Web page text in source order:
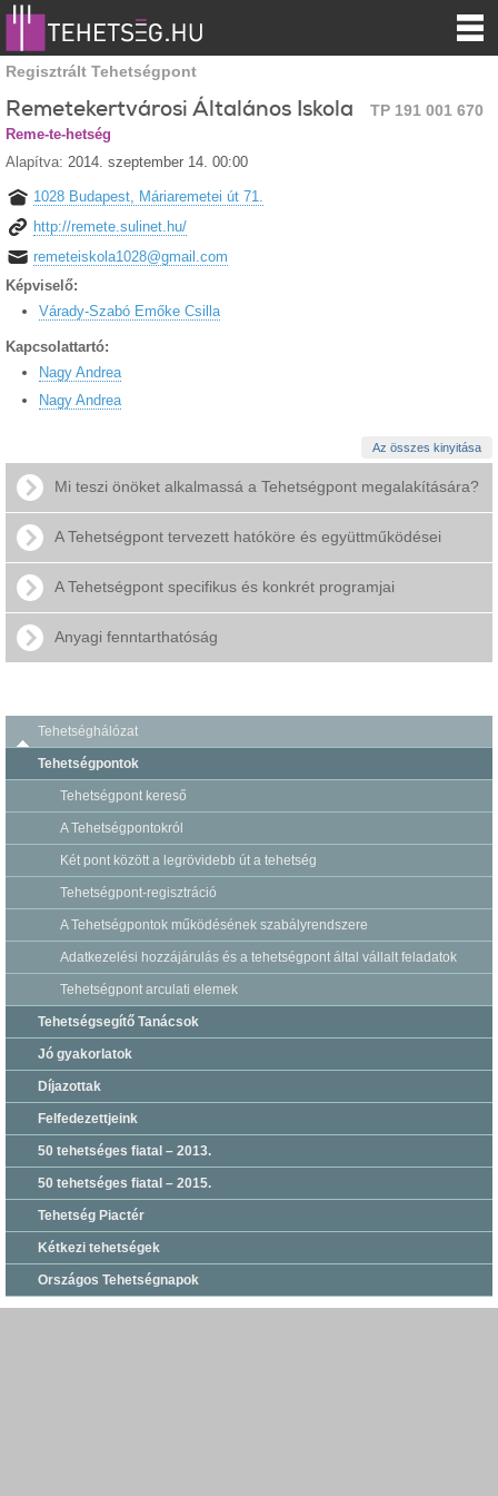
Regisztrált Tehetségpont
Remetekertvárosi Általános Iskola TP 191 001 670
Reme-te-hetség
Alapítva: 2014. szeptember 14. 00:00
1028 Budapest, Máriaremetei út 71.
http://remete.sulinet.hu/
remeteiskola1028@gmail.com
Képviselő:
Várady-Szabó Emőke Csilla
Kapcsolattartó:
Nagy Andrea
Nagy Andrea
Az összes kinyitása
Mi teszi önöket alkalmassá a Tehetségpont megalakítására?
A Tehetségpont tervezett hatóköre és együttműködései
A Tehetségpont specifikus és konkrét programjai
Anyagi fenntarthatóság
Tehetséghálózat
Tehetségpontok
Tehetségpont kereső
A Tehetségpontokról
Két pont között a legrövidebb út a tehetség
Tehetségpont-regisztráció
A Tehetségpontok működésének szabályrendszere
Adatkezelési hozzájárulás és a tehetségpont által vállalt feladatok
Tehetségpont arculati elemek
Tehetségsegítő Tanácsok
Jó gyakorlatok
Díjazottak
Felfedezettjeink
50 tehetséges fiatal – 2013.
50 tehetséges fiatal – 2015.
Tehetség Piactér
Kétkezi tehetségek
Országos Tehetségnapok